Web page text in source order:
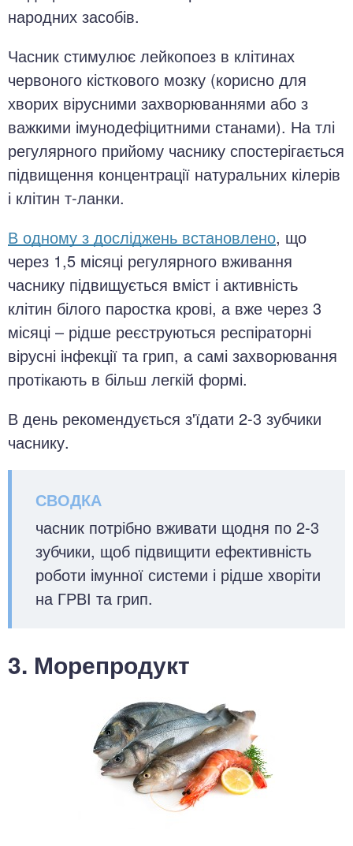
народних засобів.
Часник стимулює лейкопоез в клітинах
червоного кісткового мозку (корисно для
хворих вірусними захворюваннями або з
важкими імунодефіцитними станами). На тлі
регулярного прийому часнику спостерігається
підвищення концентрації натуральних кілерів
і клітин т-ланки.
В одному з досліджень встановлено, що
через 1,5 місяці регулярного вживання
часнику підвищується вміст і активність
клітин білого паростка крові, а вже через 3
місяці – рідше реєструються респіраторні
вірусні інфекції та грип, а самі захворювання
протікають в більш легкій формі.
В день рекомендується з'їдати 2-3 зубчики
часнику.
часник потрібно вживати щодня по 2-3
зубчики, щоб підвищити ефективність
роботи імунної системи і рідше хворіти
на ГРВІ та грип.
3. Морепродукт